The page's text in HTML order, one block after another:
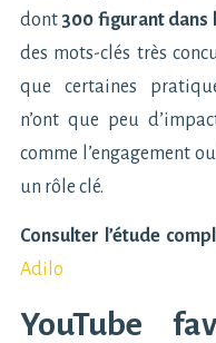
dont 300 figurant dans
des mots-clés très
que certaines
n’ont que peu
comme l’engagement
un rôle clé.
Consulter l’étude
Adilo
YouTube